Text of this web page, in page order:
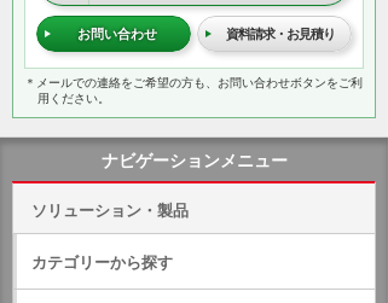
お問い合わせ 資料請求・お見積り
＊メールでの連絡をご希望の方も、お問い合わせボタンをご利
用ください。
ナビゲーションメニュー
ソリューション・製品
カテゴリーから探す